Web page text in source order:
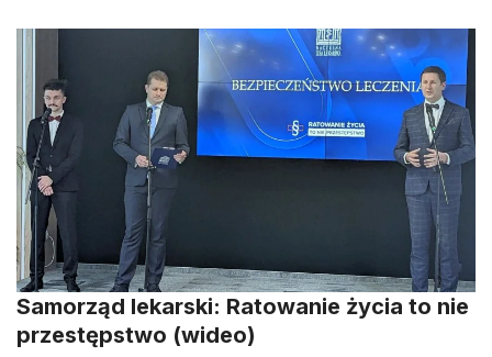
Samorząd lekarski: Ratowanie życia to nie
przestępstwo (wideo)